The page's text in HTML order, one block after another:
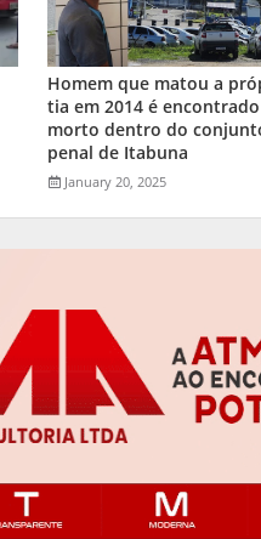
Homem que matou a
tia em 2014 é encontrado
morto dentro do
penal de Itabuna
January 20, 2025